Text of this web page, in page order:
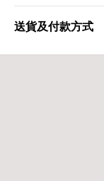
送貨及付款方式